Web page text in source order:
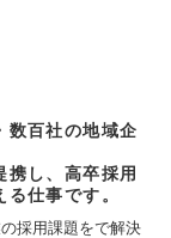
数百社の地域企
携し、高卒採用
仕事です。
採用課題をで解決